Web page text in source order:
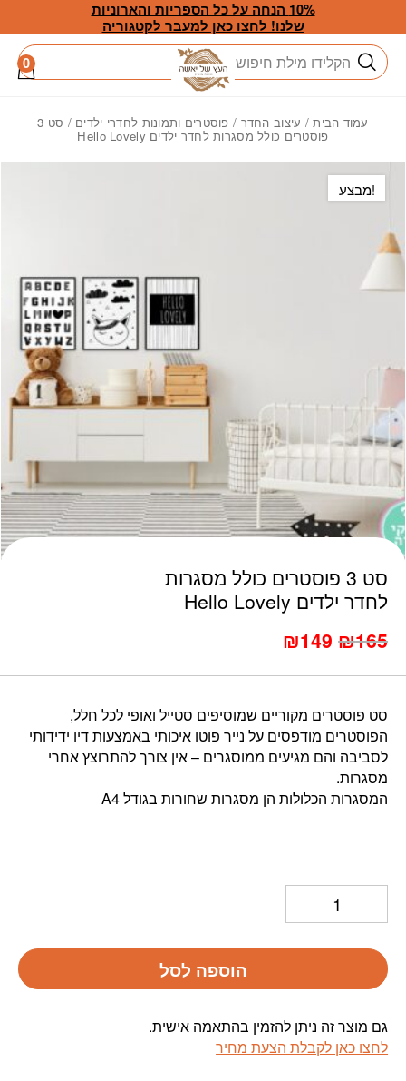
Skip to Content
10% הנחה על כל הספריות והארוניות
שלנו! לחצו כאן למעבר לקטגוריה
חיפוש 0
עמוד הבית/ עיצוב החדר / פוסטרים ותמונות לחדרי ילדים / סט 3
פוסטרים כולל מסגרות לחדר ילדים Hello Lovely
סט 3 פוסטרים כולל מסגרות
לחדר ילדים Hello Lovely
המחיר
₪179.
₪165
המחיר
₪165.
₪149
סט פוסטרים מקוריים שמוסיפים סטייל ואופי לכל חלל,
הפוסטרים מודפסים על נייר פוטו איכותי באמצעות דיו ידידותי
לסביבה והם מגיעים ממוסגרים – אין צורך להתרוצץ אחרי
מסגרות.
המסגרות הכלולות הן מסגרות שחורות בגודל A4
כמות סט 3 פוסטרים כולל מסגרות לחדר ילדים Hello Lovely
הוספה לסל
גם מוצר זה ניתן להזמין בהתאמה אישית.
לחצו כאן לקבלת הצעת מחיר
מבצע!